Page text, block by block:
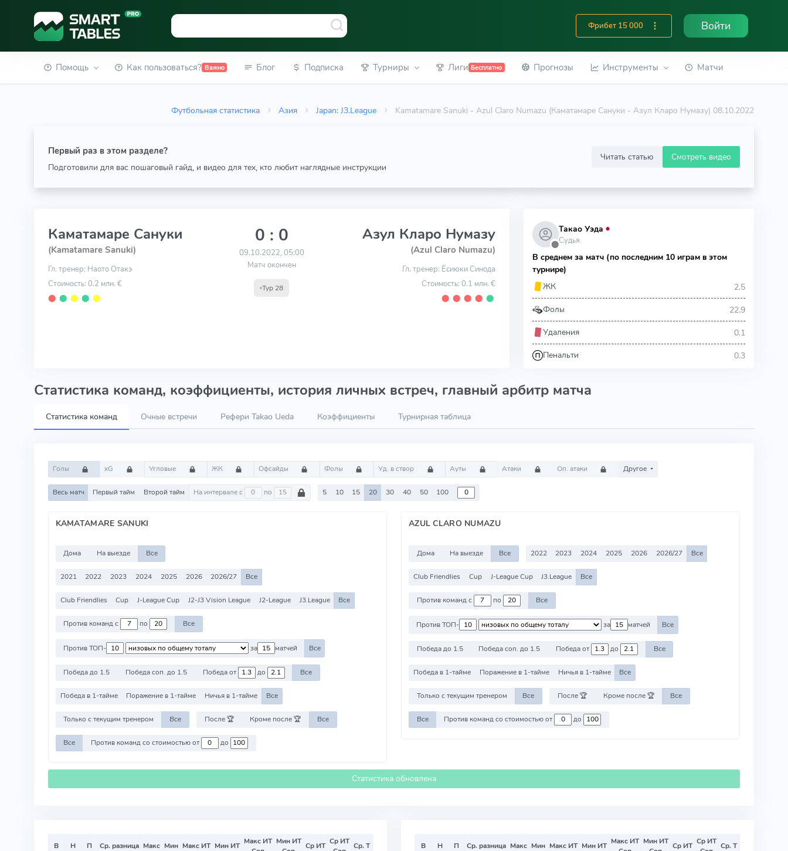
Фрибет 15 000 Войти
Помощь Как пользоваться? Важно Блог Подписка Турниры Лиги Бесплатно Прогнозы Инструменты Матчи
Футбольная статистика Азия Japan: J3.League Kamatamare Sanuki - Azul Claro Numazu (Каматамаре Сануки - Азул Кларо Нумазу) 08.10.2022
Первый раз в этом разделе?
Подготовили для вас пошаговый гайд, и видео для тех, кто любит наглядные инструкции
Читать статью Смотреть видео
Каматамаре Сануки
(Kamatamare Sanuki)
Гл. тренер: Наото Отакэ
Стоимость: 0.2 млн. €
⬤ ⬤ ⬤ ⬤ ⬤
0 : 0
09.10.2022, 05:00
Матч окончен
Тур 28
Азул Кларо Нумазу
(Azul Claro Numazu)
Гл. тренер: Ёсиюки Синода
Стоимость: 0.1 млн. €
⬤ ⬤ ⬤ ⬤ ⬤
⬤
Такао Уэда
Судья
В среднем за матч (по последним 10 играм в этом
турнире)
ЖК
2.5
Фолы 22.9
Удаления 0.1
Пенальти 0.3
Статистика команд, коэффициенты, история личных встреч, главный арбитр матча
Статистика команд Очные встречи Рефери Takao Ueda Коэффициенты Турнирная таблица
Голы xG Угловые ЖК Офсайды Фолы Уд. в створ Ауты Атаки Оп. атаки Другое
Весь матч Первый тайм Второй тайм На интервале с по 5 10 15 20 30 40 50 100
KAMATAMARE SANUKI
Дома На выезде Все
2021 2022 2023 2024 2025 2026 2026/27 Все
Club Friendlies Cup J-League Cup J2-J3 Vision League J2-League J3.League Все
Против команд с по Все
Против ТОП- за матчей Все
Победа до 1.5 Победа соп. до 1.5 Победа от до Все
Победа в 1-тайме Поражение в 1-тайме Ничья в 1-тайме Все
Только с текущим тренером Все После 🏆 Кроме после 🏆 Все
Все Против команд со стоимостью от до
AZUL CLARO NUMAZU
Дома На выезде Все 2022 2023 2024 2025 2026 2026/27 Все
Club Friendlies Cup J-League Cup J3.League Все
Против команд с по Все
Против ТОП- за матчей Все
Победа до 1.5 Победа соп. до 1.5 Победа от до Все
Победа в 1-тайме Поражение в 1-тайме Ничья в 1-тайме Все
Только с текущим тренером Все После 🏆 Кроме после 🏆 Все
Все Против команд со стоимостью от до
Статистика обновлена
В Н П Ср. разница Макс Мин Макс ИТ Мин ИТ Макс ИТ Мин ИТ Ср ИТ Ср ИТ Ср. Т В Н П Ср. разница Макс Мин Макс ИТ Мин ИТ Макс ИТ Мин ИТ Ср ИТ Ср ИТ Ср. Т